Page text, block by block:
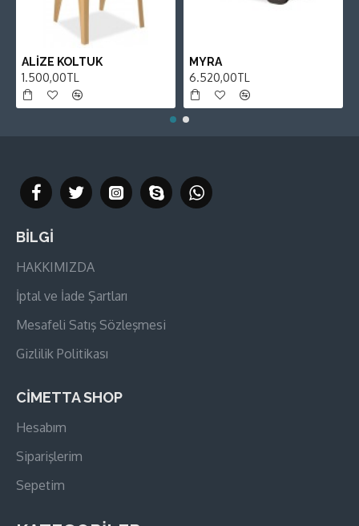
ALİZE KOLTUK
1.500,00TL
MYRA
6.520,00TL
BİLGİ
HAKKIMIZDA
İptal ve İade Şartları
Mesafeli Satış Sözleşmesi
Gizlilik Politikası
CİMETTA SHOP
Hesabım
Siparişlerim
Sepetim